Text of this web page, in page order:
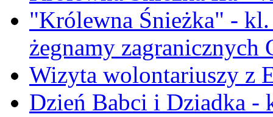
"Królewna Śnieżka" -
żegnamy zagranicznych
Wizyta wolontariuszy z
Dzień Babci i Dziadka -